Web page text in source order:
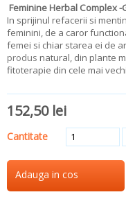
Feminine Herbal Complex -
In sprijinul refacerii si
feminini, de a caror
femei si chiar starea ei de
produs natural, din plante
fitoterapie din cele mai
152,50 lei
Cantitate
Adauga in cos